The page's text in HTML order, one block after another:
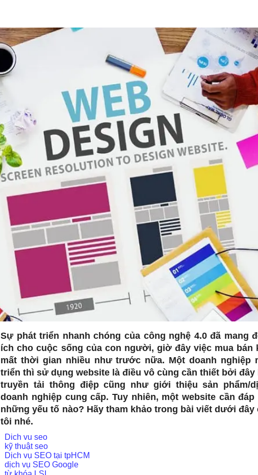
Sự phát triển nhanh chóng của công nghệ 4.0 đã mang
ích cho cuộc sống của con người, giờ đây việc mua bán
mất thời gian nhiều như trước nữa. Một doanh nghiệp
triển thì sử dụng website là điều vô cùng cần thiết bởi đây
truyền tải thông điệp cũng như giới thiệu sản phẩm/
doanh nghiệp cung cấp. Tuy nhiên, một website cần
những yếu tố nào? Hãy tham khảo trong bài viết dưới đây
tôi nhé.
Dich vu seo
kỹ thuật seo
Dịch vụ SEO tại tpHCM
dịch vụ SEO Google